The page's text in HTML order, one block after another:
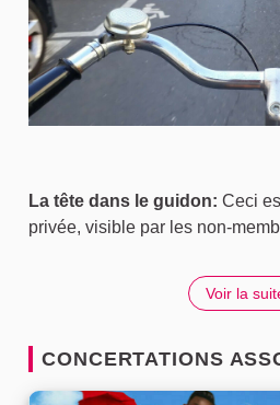
La tête dans le guidon: Ceci
privée, visible par les non-
Voir la
CONCERTATIONS